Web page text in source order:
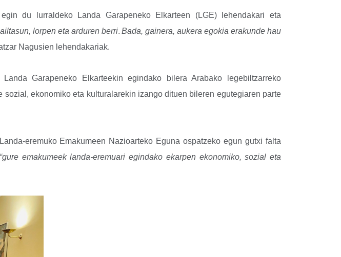
du lurraldeko Landa Garapeneko Elkarteen (LGE) lehendakari eta
lorpen eta arduren berri. Bada, gainera, aukera egokia erakunde hau
Nagusien lehendakariak.
Garapeneko Elkarteekin egindako bilera Arabako legebiltzarreko
ekonomiko eta kulturalarekin izango dituen bileren egutegiaren parte
eremuko Emakumeen Nazioarteko Eguna ospatzeko egun gutxi falta
“gure emakumeek landa-eremuari egindako ekarpen ekonomiko, sozial eta